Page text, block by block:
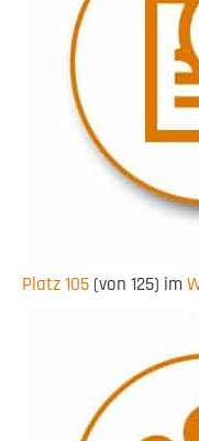
Platz 105 (von 125) im